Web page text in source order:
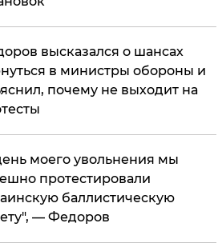
высказался о шансах
в министры обороны и
почему не выходит на
моего увольнения мы
протестировали
баллистическую
— Федоров